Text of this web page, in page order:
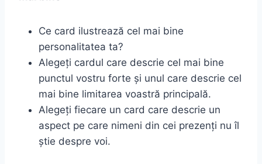
Ce card ilustrează cel mai bine
personalitatea ta?
Alegeți cardul care descrie cel mai bine
punctul vostru forte și unul care descrie cel
mai bine limitarea voastră principală.
Alegeți fiecare un card care descrie un
aspect pe care nimeni din cei prezenți nu îl
știe despre voi.